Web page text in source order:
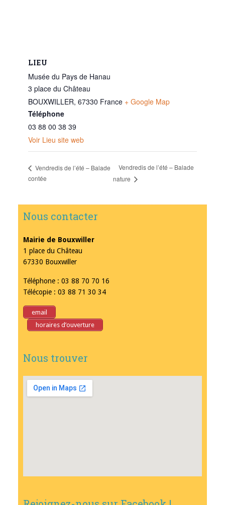
LIEU
Musée du Pays de Hanau
3 place du Château
BOUXWILLER, 67330 France + Google Map
Téléphone
03 88 00 38 39
Voir Lieu site web
Vendredis de l’été – Balade
contée
Vendredis de l’été – Balade
nature
Nous contacter
Mairie de Bouxwiller
1 place du Château
67330 Bouxwiller
Téléphone : 03 88 70 70 16
Télécopie : 03 88 71 30 34
email
horaires d’ouverture
Nous trouver